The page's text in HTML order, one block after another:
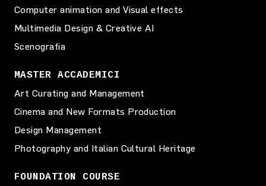
Computer animation and Visual effects
Multimedia Design & Creative AI
Scenografia
MASTER ACCADEMICI
Art Curating and Management
Cinema and New Formats Production
Design Management
Photography and Italian Cultural Heritage
FOUNDATION COURSE